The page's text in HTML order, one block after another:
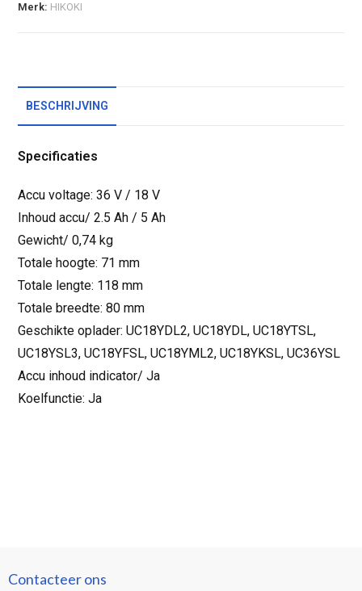
Merk: HIKOKI
BESCHRIJVING
Specificaties
Accu voltage: 36 V / 18 V
Inhoud accu/ 2.5 Ah / 5 Ah
Gewicht/ 0,74 kg
Totale hoogte: 71 mm
Totale lengte: 118 mm
Totale breedte: 80 mm
Geschikte oplader: UC18YDL2, UC18YDL, UC18YTSL,
UC18YSL3, UC18YFSL, UC18YML2, UC18YKSL, UC36YSL
Accu inhoud indicator/ Ja
Koelfunctie: Ja
Contacteer ons